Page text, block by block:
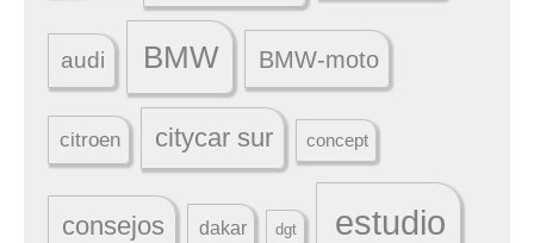
audi BMW BMW-moto
citroen citycar sur concept
consejos dakar dgt estudio